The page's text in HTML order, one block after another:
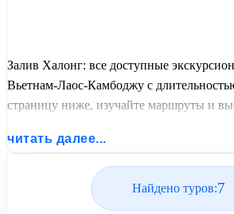
Залив Халонг: все доступные
Вьетнам-Лаос-Камбоджу с
страницу ниже, изучайте маршруты и
от United Travel Systems.
читать далее...
Найдено туров:7